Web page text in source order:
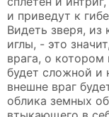
и приведут к
Видеть зверя, из
иглы, - это
врага, о
будет сложной и
внешне враг
облика земных